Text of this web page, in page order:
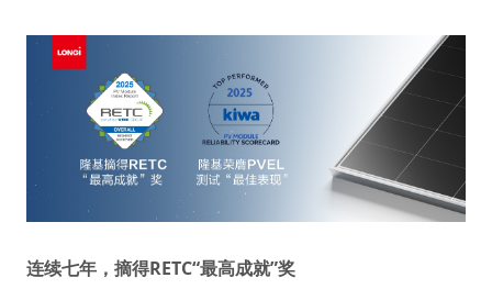
连续七年，摘得RETC“最高成就”奖